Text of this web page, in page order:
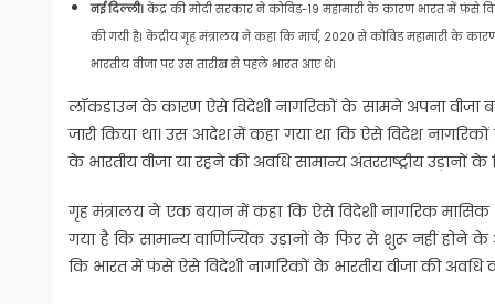
नई दिल्ली। केंद्र की मोदी सरकार ने कोविड-19 महामारी के कारण भारत में फंसे
की गयी है। केंद्रीय गृह मंत्रालय ने कहा कि मार्च, 2020 से कोविड महामारी के
भारतीय वीजा पर उस तारीख से पहले भारत आए थे।
लॉकडाउन के कारण ऐसे विदेशी नागरिकों के सामने अपना वीजा
जारी किया था। उस आदेश में कहा गया था कि ऐसे विदेश
के भारतीय वीजा या रहने की अवधि सामान्य अंतरराष्ट्रीय
गृह मंत्रालय ने एक बयान में कहा कि ऐसे विदेशी नागरिक
गया है कि सामान्य वाणिज्यिक उड़ानों के फिर से शुरू नहीं होने
कि भारत में फंसे ऐसे विदेशी नागरिकों के भारतीय वीजा की अवधि